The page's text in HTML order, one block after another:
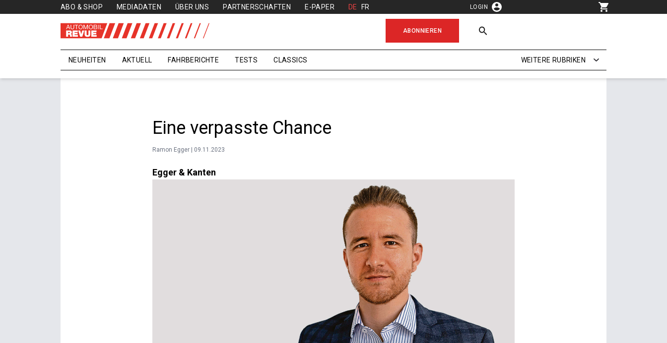
ABO & SHOP MEDIADATEN ÜBER UNS PARTNERSCHAFTEN E-PAPER DE FR LOGIN
ABONNIEREN
NEUHEITEN AKTUELL FAHRBERICHTE TESTS CLASSICS WEITERE RUBRIKEN
Eine verpasste Chance
Ramon Egger | 09.11.2023
Egger & Kanten